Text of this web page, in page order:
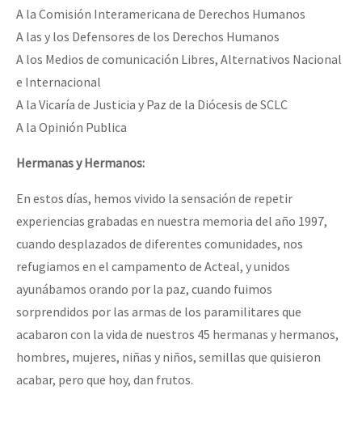
A la Comisión Interamericana de Derechos Humanos
A las y los Defensores de los Derechos Humanos
A los Medios de comunicación Libres, Alternativos Nacional
e Internacional
A la Vicaría de Justicia y Paz de la Diócesis de SCLC
A la Opinión Publica
Hermanas y Hermanos:
En estos días, hemos vivido la sensación de repetir
experiencias grabadas en nuestra memoria del año 1997,
cuando desplazados de diferentes comunidades, nos
refugiamos en el campamento de Acteal, y unidos
ayunábamos orando por la paz, cuando fuimos
sorprendidos por las armas de los paramilitares que
acabaron con la vida de nuestros 45 hermanas y hermanos,
hombres, mujeres, niñas y niños, semillas que quisieron
acabar, pero que hoy, dan frutos.